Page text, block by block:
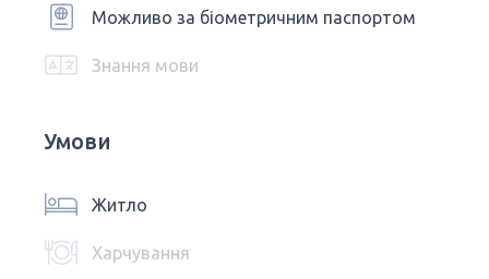
Можливо за біометричним паспортом
Знання мови
Умови
Житло
Харчування